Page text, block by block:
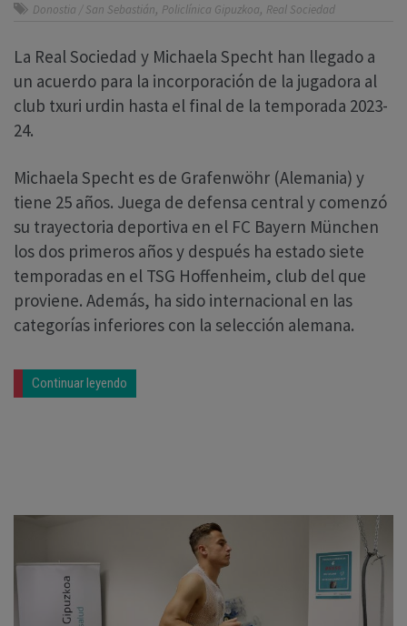
Donostia / San Sebastián, Policlínica Gipuzkoa, Real Sociedad
La Real Sociedad y Michaela Specht han llegado a
un acuerdo para la incorporación de la jugadora al
club txuri urdin hasta el final de la temporada 2023-
24.
Michaela Specht es de Grafenwöhr (Alemania) y
tiene 25 años. Juega de defensa central y comenzó
su trayectoria deportiva en el FC Bayern München
los dos primeros años y después ha estado siete
temporadas en el TSG Hoffenheim, club del que
proviene. Además, ha sido internacional en las
categorías inferiores con la selección alemana.
Continuar leyendo